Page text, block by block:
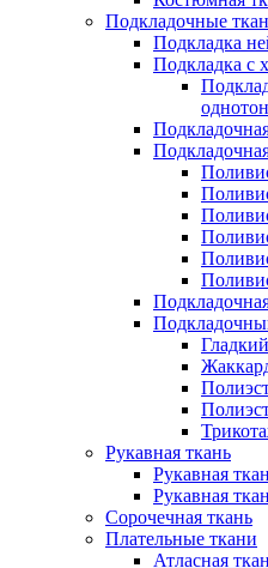
Подкладочные
Подкладка
Подкладка с
Рукавная ткань
Рукавная
Рукавная
Сорочечная ткань
Плательные ткани
Атласная